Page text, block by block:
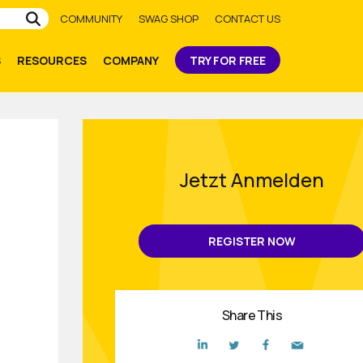
Submit
COMMUNITY SWAG SHOP CONTACT US
RESOURCES COMPANY TRY FOR FREE
Jetzt Anmelden
REGISTER NOW
Share This